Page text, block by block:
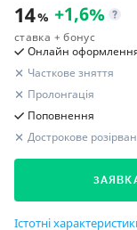
14% +1,6%
ставка + бонус
Онлайн
Часткове зняття
Пролонгація
Поповнення
Дострокове
Істотні